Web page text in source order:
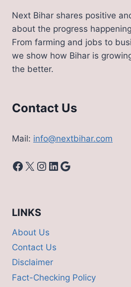
Next Bihar shares positive
about the progress
From farming and jobs to
we show how Bihar is
the better.
Contact Us
Mail: info@nextbihar.com
Facebook
X Instagram
LinkedIn
Google
LINKS
About Us
Contact Us
Disclaimer
Fact-Checking Policy